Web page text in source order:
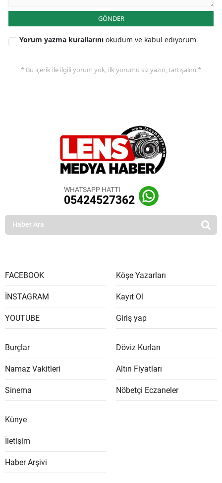
GÖNDER
Yorum yazma kurallarını okudum ve kabul ediyorum
* Bu içerik ile ilgili yorum yok, ilk yorumu siz yazın, tartışalım *
WHATSAPP HATTI
05424527362
FACEBOOK
İNSTAGRAM
YOUTUBE
Köşe Yazarları
Kayıt Ol
Giriş yap
Burçlar
Namaz Vakitleri
Sinema
Döviz Kurları
Altın Fiyatları
Nöbetçi Eczaneler
Künye
İletişim
Haber Arşivi